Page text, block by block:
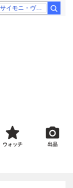
サイモニ・ヴニランギ 死去
ウォッチ 出品